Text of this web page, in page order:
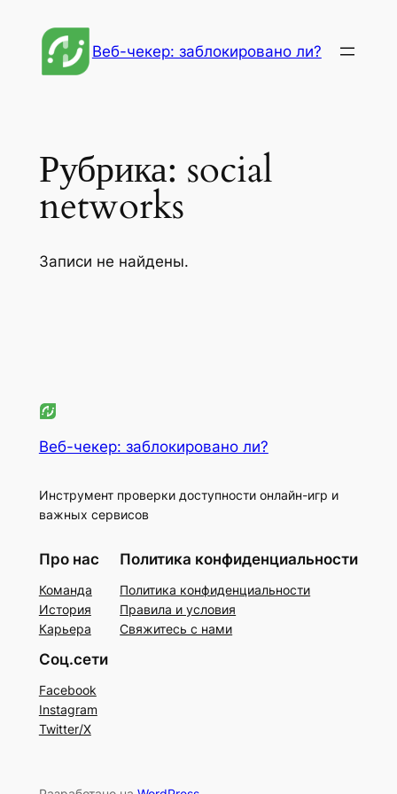
содержимому
Веб-чекер: заблокировано ли?
Рубрика: social
networks
Записи не найдены.
Веб-чекер: заблокировано ли?
Инструмент проверки доступности онлайн-игр и
важных сервисов
Про нас
Команда
История
Карьера
Политика конфиденциальности
Политика конфиденциальности
Правила и условия
Свяжитесь с нами
Соц.сети
Facebook
Instagram
Twitter/X